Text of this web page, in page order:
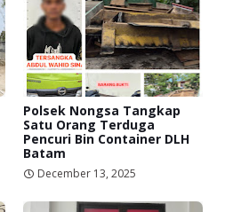
Polsek Nongsa Tangkap
Satu Orang Terduga
Pencuri Bin Container DLH
Batam
December 13, 2025